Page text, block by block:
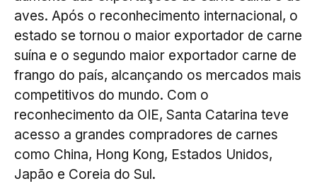
aves. Após o reconhecimento internacional, o
estado se tornou o maior exportador de carne
suína e o segundo maior exportador carne de
frango do país, alcançando os mercados mais
competitivos do mundo. Com o
reconhecimento da OIE, Santa Catarina teve
acesso a grandes compradores de carnes
como China, Hong Kong, Estados Unidos,
Japão e Coreia do Sul.